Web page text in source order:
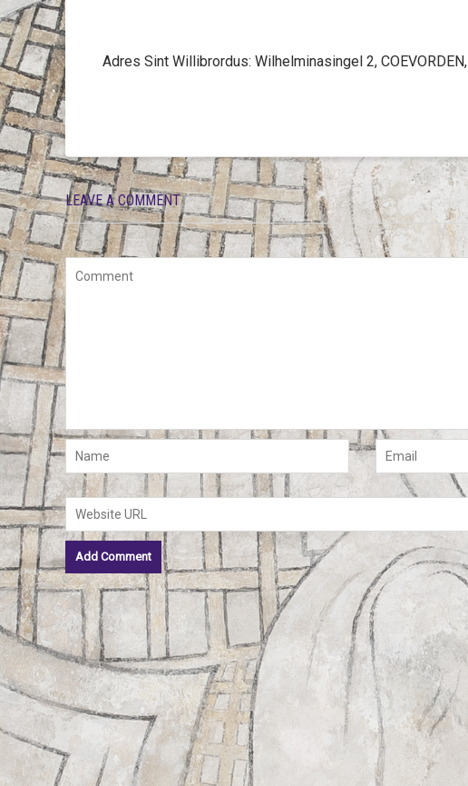
Adres Sint Willibrordus: Wilhelminasingel 2, COEVORDEN,
LEAVE A COMMENT